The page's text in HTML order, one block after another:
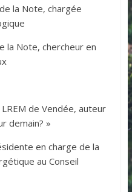
la Note, chargée
la Note, chercheur en
de Vendée, auteur
demain? »
en charge de la
au Conseil